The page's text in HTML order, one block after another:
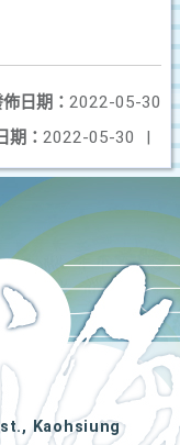
日期： 2022-05-30
期： 2022-05-30 |
Kaohsiung